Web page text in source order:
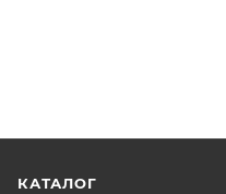
КАТАЛОГ